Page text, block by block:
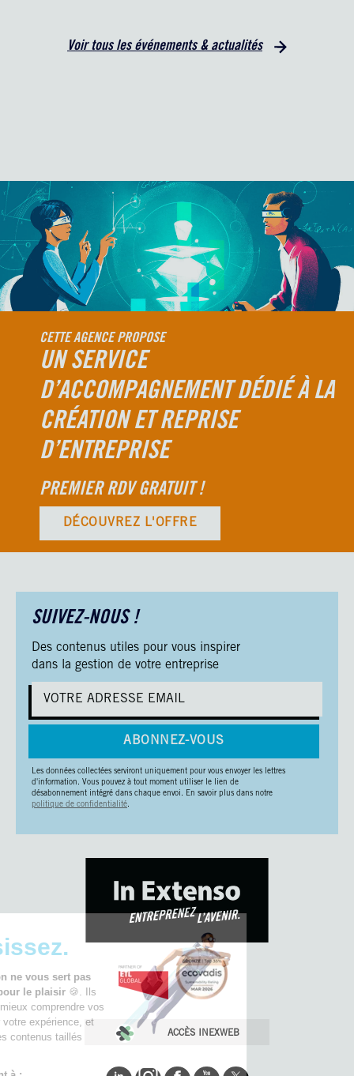
Voir tous les événements & actualités
CETTE AGENCE PROPOSE
UN SERVICE
D’ACCOMPAGNEMENT DÉDIÉ À LA
CRÉATION ET REPRISE
D’ENTREPRISE
PREMIER RDV GRATUIT !
DÉCOUVREZ L'OFFRE
SUIVEZ-NOUS !
Des contenus utiles pour vous inspirer
dans la gestion de votre entreprise
ABONNEZ-VOUS
Les données collectées serviront uniquement pour vous envoyer les lettres
d'information. Vous pouvez à tout moment utiliser le lien de
désabonnement intégré dans chaque envoi. En savoir plus dans notre
politique de confidentialité.
ACCÈS INEXWEB
🚀 Choisissez.
Chez In Extenso, on ne vous sert pas
des cookies juste pour le plaisir 🍪. Ils
nous permettent de mieux comprendre vos
besoins, d’optimiser votre expérience, et
de vous proposer des contenus taillés